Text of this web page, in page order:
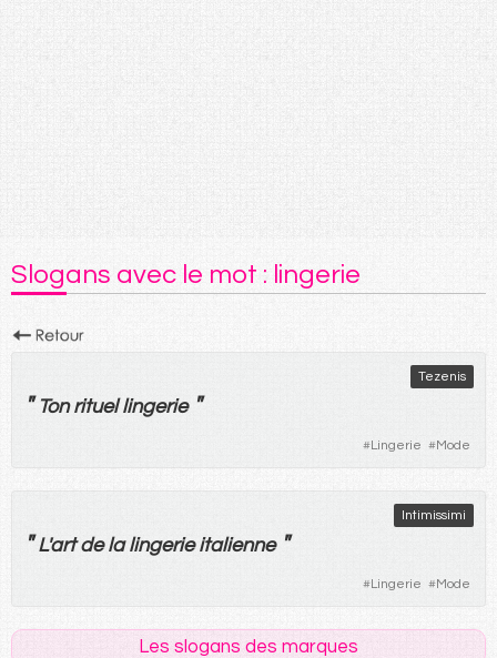
Slogans avec le mot : lingerie
Tezenis
" Ton rituel lingerie "
#Lingerie #Mode
Intimissimi
"L'art de la lingerie italienne "
#Lingerie #Mode
Les slogans des marques